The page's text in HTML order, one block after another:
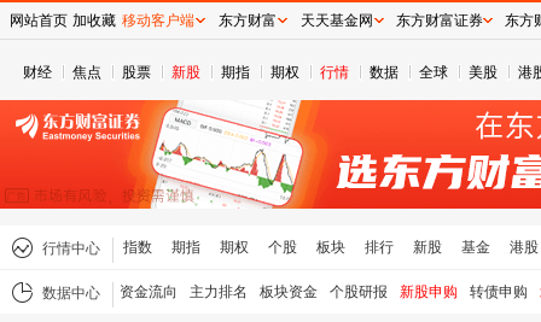
财经 焦点 股票 新股 期指 期权 行情 数据 全球 美股 港
行情中心 指数 期指 期权 个股 板块 排行 新股 基金 港股
数据中心 资金流向 主力排名 板块资金 个股研报 新股申购 转债申购
网站首页 加收藏 移动客户端 东方财富 天天基金网 东方财富证券 东方